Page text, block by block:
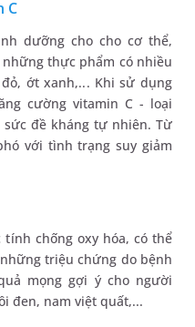
C
dưỡng cho cho cơ thể,
thực phẩm có nhiều
ớt xanh,... Khi sử dụng
cường vitamin C - loại
đề kháng tự nhiên. Từ
với tình trạng suy giảm
chống oxy hóa, có thể
triệu chứng do bệnh
mọng gợi ý cho người
đen, nam việt quất,...